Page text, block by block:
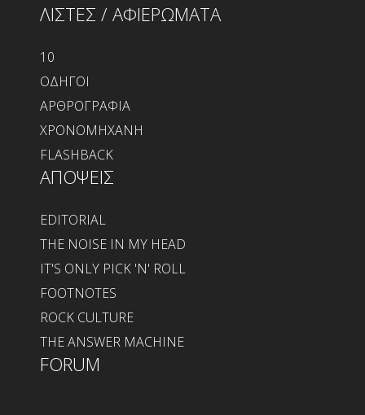
ΛΙΣΤΕΣ / ΑΦΙΕΡΩΜΑΤΑ
10
ΟΔΗΓΟΙ
ΑΡΘΡΟΓΡΑΦΙΑ
ΧΡΟΝΟΜΗΧΑΝΗ
FLASHBACK
ΑΠΟΨΕΙΣ
EDITORIAL
THE NOISE IN MY HEAD
IT'S ONLY PICK 'N' ROLL
FOOTNOTES
ROCK CULTURE
THE ANSWER MACHINE
FORUM